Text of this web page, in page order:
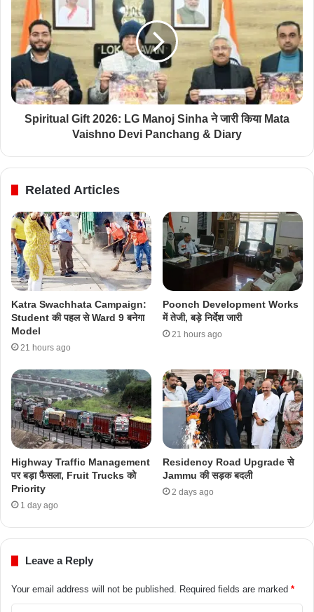
Spiritual Gift 2026: LG Manoj Sinha ने जारी किया Mata
Vaishno Devi Panchang & Diary
Related Articles
Katra Swachhata Campaign:
Student की पहल से Ward 9 बनेगा
Model
21 hours ago
Poonch Development Works
में तेजी, बड़े निर्देश जारी
21 hours ago
Highway Traffic Management
पर बड़ा फैसला, Fruit Trucks को
Priority
1 day ago
Residency Road Upgrade से
Jammu की सड़क बदली
2 days ago
Leave a Reply
Your email address will not be published. Required fields are marked *